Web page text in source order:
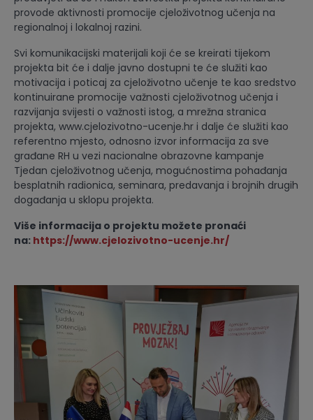
provode aktivnosti promocije cjeloživotnog učenja na
regionalnoj i lokalnoj razini.
Svi komunikacijski materijali koji će se kreirati tijekom
projekta bit će i dalje javno dostupni te će služiti kao
motivacija i poticaj za cjeloživotno učenje te kao sredstvo
kontinuirane promocije važnosti cjeloživotnog učenja i
razvijanja svijesti o važnosti istog, a mrežna stranica
projekta, www.cjelozivotno-ucenje.hr i dalje će služiti kao
referentno mjesto, odnosno izvor informacija za sve
građane RH u vezi nacionalne obrazovne kampanje
Tjedan cjeloživotnog učenja, mogućnostima pohađanja
besplatnih radionica, seminara, predavanja i brojnih drugih
događanja u sklopu projekta.
Više informacija o projektu možete pronaći
na: https://www.cjelozivotno-ucenje.hr/